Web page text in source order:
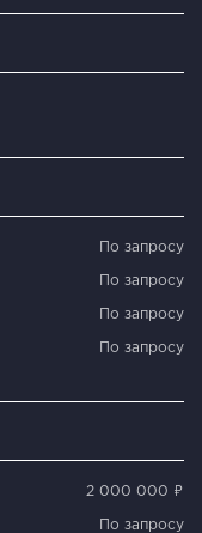
По запросу
По запросу
По запросу
По запросу
2 000 000 ₽
По запросу